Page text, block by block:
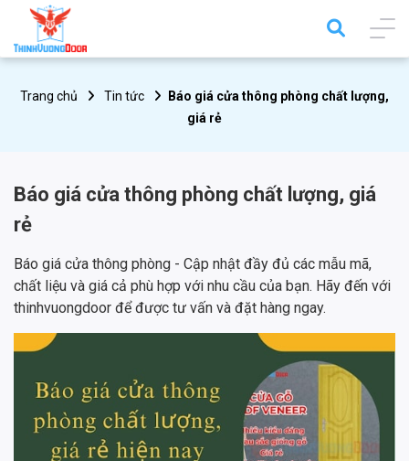
Trang chủ Tin tức
Báo giá cửa thông phòng chất lượng,
giá rẻ
Báo giá cửa thông phòng chất lượng, giá
rẻ
Báo giá cửa thông phòng - Cập nhật đầy đủ các mẫu mã,
chất liệu và giá cả phù hợp với nhu cầu của bạn. Hãy đến với
thinhvuongdoor để được tư vấn và đặt hàng ngay.